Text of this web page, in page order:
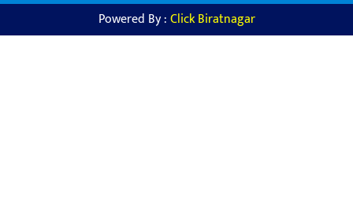
Powered By :Click Biratnagar